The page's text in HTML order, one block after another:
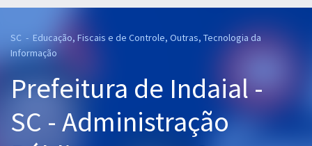
Assinatura Ilimitada
Graduação
SC - Educação, Fiscais e de Controle, Outras, Tecnologia da
Informação
Prefeitura de Indaial -
SC - Administração